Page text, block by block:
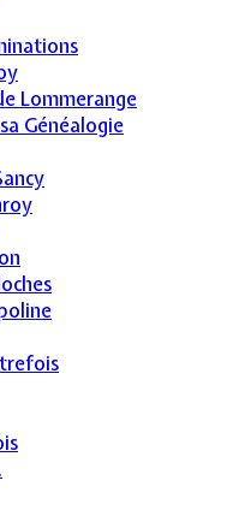
Lommerange
Généalogie